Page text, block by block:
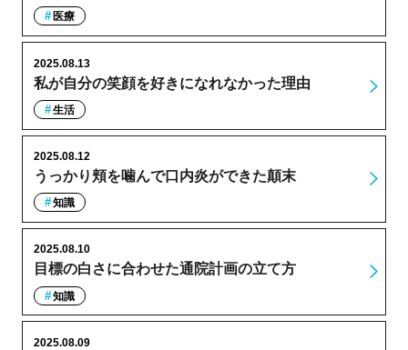
医療
私が自分の笑顔を好きになれなかった理由
2025.08.13
生活
うっかり頬を噛んで口内炎ができた顛末
2025.08.12
知識
目標の白さに合わせた通院計画の立て方
2025.08.10
知識
2025.08.09